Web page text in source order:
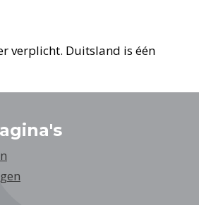
verplicht. Duitsland is één